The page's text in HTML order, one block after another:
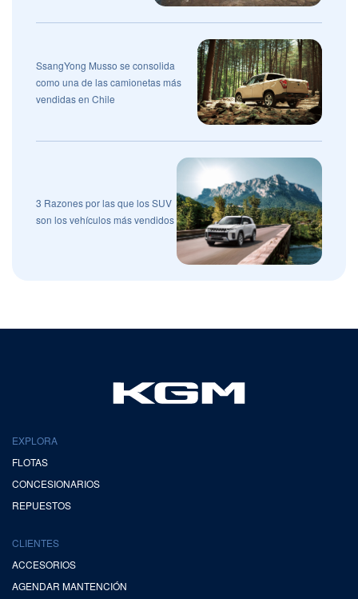
SsangYong Musso se consolida
como una de las camionetas más
vendidas en Chile
3 Razones por las que los SUV
son los vehículos más vendidos
EXPLORA
FLOTAS
CONCESIONARIOS
REPUESTOS
CLIENTES
ACCESORIOS
AGENDAR MANTENCIÓN